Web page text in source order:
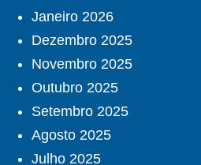
Janeiro 2026
Dezembro 2025
Novembro 2025
Outubro 2025
Setembro 2025
Agosto 2025
Julho 2025